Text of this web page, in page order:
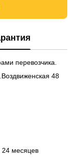
перевозчика.
48
24 месяцев